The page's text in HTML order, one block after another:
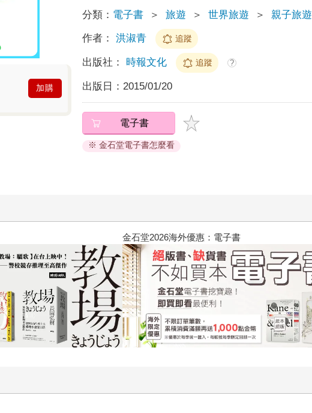
加購
分類： 電子書 ＞ 旅遊 ＞ 世界旅遊 ＞ 親子旅遊
作者： 洪淑青 追蹤
出版社： 時報文化 追蹤 ?
出版日： 2015/01/20
電子書
※ 金石堂電子書怎麼看
黃色書刊回來了！一起走進他的漫畫宇宙